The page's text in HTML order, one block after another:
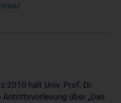
2010 hält Univ. Prof. Dr.
über „Das